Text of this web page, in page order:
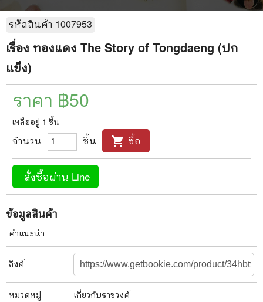
รหัสสินค้า 1007953
เรื่อง ทองแดง The Story of Tongdaeng (ปก
แข็ง)
ราคา ฿50
เหลืออยู่ 1 ชิ้น
จำนวน ชิ้น shopping_cart ซื้อ
สั่งซื้อผ่าน Line
ข้อมูลสินค้า
คำแนะนำ
ลิงค์
หมวดหมู่ เกี่ยวกับราชวงศ์